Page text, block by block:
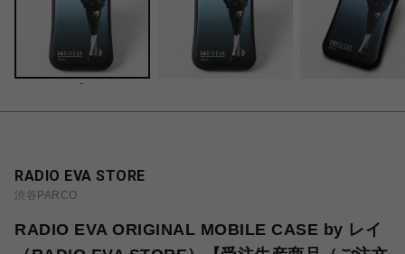
-
RADIO EVA STORE
渋谷PARCO
RADIO EVA ORIGINAL MOBILE CASE by レイ